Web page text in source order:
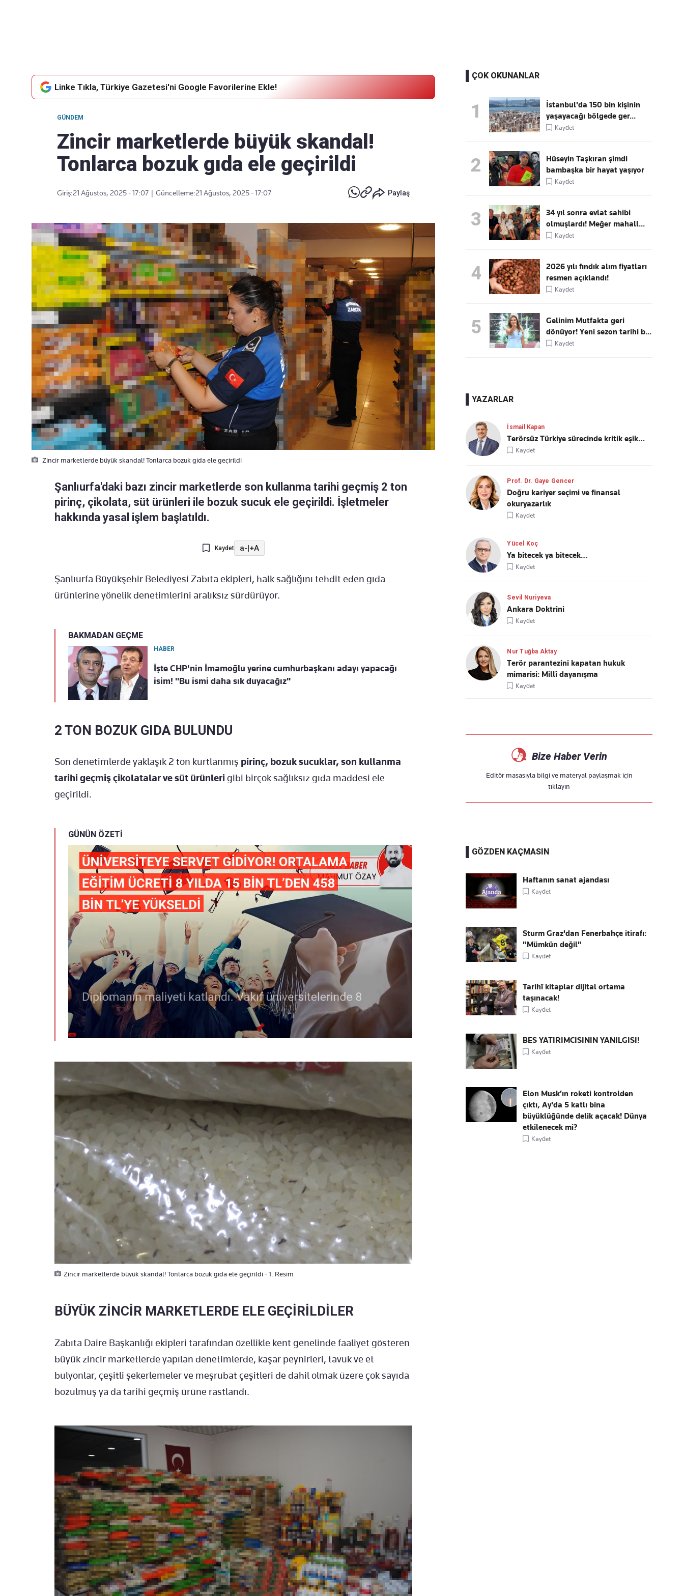
Linke Tıkla, Türkiye Gazetesi'ni Google Favorilerine Ekle!
GÜNDEM
Zincir marketlerde büyük skandal!
Tonlarca bozuk gıda ele geçirildi
Giriş:21 Ağustos, 2025 - 17:07 Güncelleme:21 Ağustos, 2025 - 17:07 Paylaş
Zincir marketlerde büyük skandal! Tonlarca bozuk gida ele geçirildi
Şanlıurfa'daki bazı zincir marketlerde son kullanma tarihi geçmiş 2 ton
pirinç, çikolata, süt ürünleri ile bozuk sucuk ele geçirildi. İşletmeler
hakkında yasal işlem başlatıldı.
Kaydet a-|+A
Şanlıurfa Büyükşehir Belediyesi Zabıta ekipleri, halk sağlığını tehdit eden gıda
ürünlerine yönelik denetimlerini aralıksız sürdürüyor.
BAKMADAN GEÇME
HABER
İşte CHP'nin İmamoğlu yerine cumhurbaşkanı adayı yapacağı
isim! "Bu ismi daha sık duyacağız"
2 TON BOZUK GIDA BULUNDU
Son denetimlerde yaklaşık 2 ton kurtlanmış pirinç, bozuk sucuklar, son kullanma
tarihi geçmiş çikolatalar ve süt ürünlerigibi birçok sağlıksız gıda maddesi ele
geçirildi.
GÜNÜN ÖZETİ
Zincir marketlerde büyük skandal! Tonlarca bozuk gıda ele geçirildi - 1. Resim
BÜYÜK ZİNCİR MARKETLERDE ELE GEÇİRİLDİLER
Zabıta Daire Başkanlığı ekipleri tarafından özellikle kent genelinde faaliyet gösteren
büyük zincir marketlerde yapılan denetimlerde, kaşar peynirleri, tavuk ve et
bulyonlar, çeşitli şekerlemeler ve meşrubat çeşitleri de dahil olmak üzere çok sayıda
bozulmuş ya da tarihi geçmiş ürüne rastlandı.
ÇOK OKUNANLAR
1
İstanbul'da 150 bin kişinin
yaşayacağı bölgede ger...
Kaydet
2
Hüseyin Taşkıran şimdi
bambaşka bir hayat yaşıyor
Kaydet
3
34 yıl sonra evlat sahibi
olmuşlardı! Meğer mahall...
Kaydet
4
2026 yılı fındık alım fiyatları
resmen açıklandı!
Kaydet
5
Gelinim Mutfakta geri
dönüyor! Yeni sezon tarihi b...
Kaydet
YAZARLAR
İsmail Kapan
Terörsüz Türkiye sürecinde kritik eşik…
Kaydet
Prof. Dr. Gaye Gencer
Doğru kariyer seçimi ve finansal
okuryazarlık
Kaydet
Yücel Koç
Ya bitecek ya bitecek…
Kaydet
Sevil Nuriyeva
Ankara Doktrini
Kaydet
Nur Tuğba Aktay
Terör parantezini kapatan hukuk
mimarisi: Millî dayanışma
Kaydet
Bize Haber Verin
Editör masasıyla bilgi ve materyal paylaşmak için
tıklayın
GÖZDEN KAÇMASIN
Haftanın sanat ajandası
Kaydet
Sturm Graz'dan Fenerbahçe itirafı:
"Mümkün değil"
Kaydet
Tarihî kitaplar dijital ortama
taşınacak!
Kaydet
BES YATIRIMCISININ YANILGISI!
Kaydet
Elon Musk’ın roketi kontrolden
çıktı, Ay'da 5 katlı bina
büyüklüğünde delik açacak! Dünya
etkilenecek mi?
Kaydet